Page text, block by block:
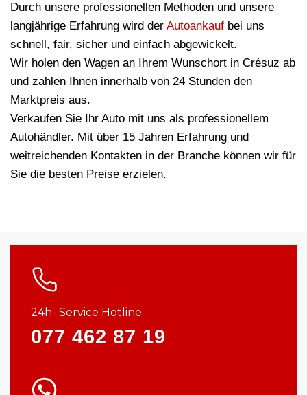
Durch unsere professionellen Methoden und unsere
langjährige Erfahrung wird der Autoankauf bei uns
schnell, fair, sicher und einfach abgewickelt.
Wir holen den Wagen an Ihrem Wunschort in Crésuz ab
und zahlen Ihnen innerhalb von 24 Stunden den
Marktpreis aus.
Verkaufen Sie Ihr Auto mit uns als professionellem
Autohändler. Mit über 15 Jahren Erfahrung und
weitreichenden Kontakten in der Branche können wir für
Sie die besten Preise erzielen.
24h- Service Hotline
077 462 87 19